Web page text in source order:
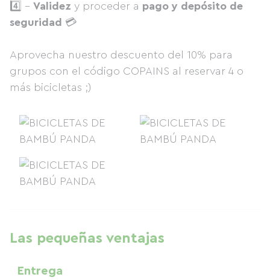
4️⃣ - Validez y proceder a pago y depósito de
seguridad 💳
Aprovecha nuestro descuento del 10% para
grupos con el código COPAINS al reservar 4 o
más bicicletas ;)
Las pequeñas ventajas
Entrega